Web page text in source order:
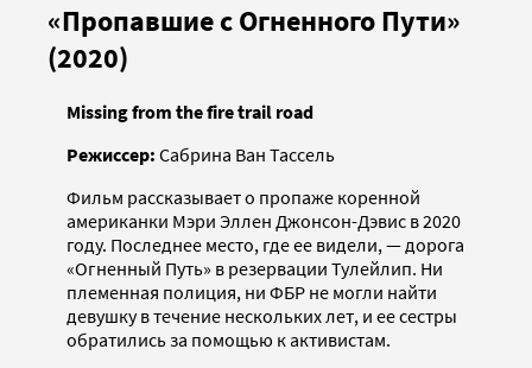
«Пропавшие с Огненного Пути»
(2020)
Missing from the fire trail road
Режиссер: Сабрина Ван Тассель
Фильм рассказывает о пропаже коренной
американки Мэри Эллен Джонсон-Дэвис в 2020
году. Последнее место, где ее видели, — дорога
«Огненный Путь» в резервации Тулейлип. Ни
племенная полиция, ни ФБР не могли найти
девушку в течение нескольких лет, и ее сестры
обратились за помощью к активистам.